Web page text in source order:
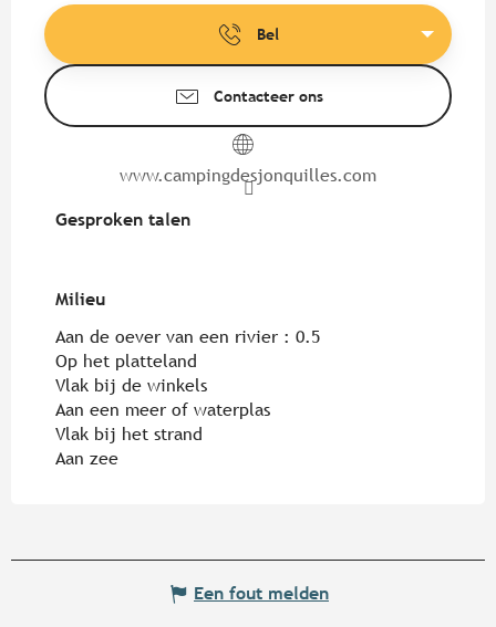
Bel
Contacteer ons
www.campingdesjonquilles.com
Gesproken talen
Gesproken talen
Milieu
Milieu
Aan de oever van een rivier : 0.5
Op het platteland
Vlak bij de winkels
Aan een meer of waterplas
Vlak bij het strand
Aan zee
Een fout melden